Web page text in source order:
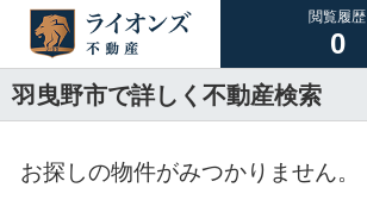
閲覧履歴
0
羽曳野市で詳しく不動産検索
お探しの物件がみつかりません。